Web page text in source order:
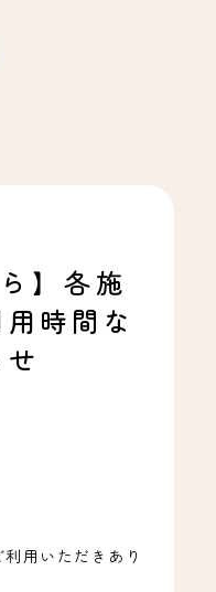
】各施
時間な
用いただきあり